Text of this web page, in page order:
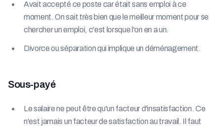
Avait accepté ce poste car était sans emploi à ce
moment. On sait très bien que le meilleur moment pour se
chercher un emploi, c'est lorsque l'on en a un.
Divorce ou séparation qui implique un déménagement.
Sous-payé
Le salaire ne peut être qu'un facteur d'insatisfaction. Ce
n'est jamais un facteur de satisfaction au travail. Il faut